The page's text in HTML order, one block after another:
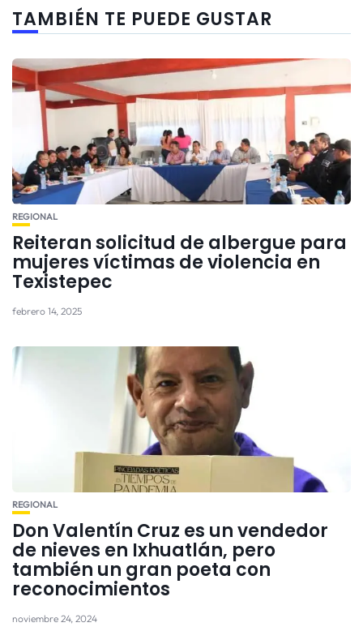
TAMBIÉN TE PUEDE GUSTAR
REGIONAL
Reiteran solicitud de albergue para
mujeres víctimas de violencia en
Texistepec
febrero 14, 2025
REGIONAL
Don Valentín Cruz es un vendedor
de nieves en Ixhuatlán, pero
también un gran poeta con
reconocimientos
noviembre 24, 2024